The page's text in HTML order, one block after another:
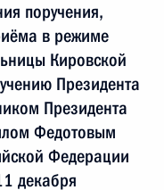
поручения,
в режиме
Кировской
Президента
Президента
Федотовым
Федерации
декабря